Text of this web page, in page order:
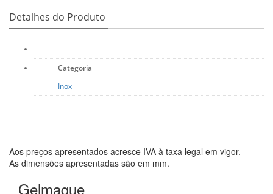
Detalhes do Produto
Categoria
Inox
Aos preços apresentados acresce IVA à taxa legal em vigor.
As dimensões apresentadas são em mm.
Gelmaque